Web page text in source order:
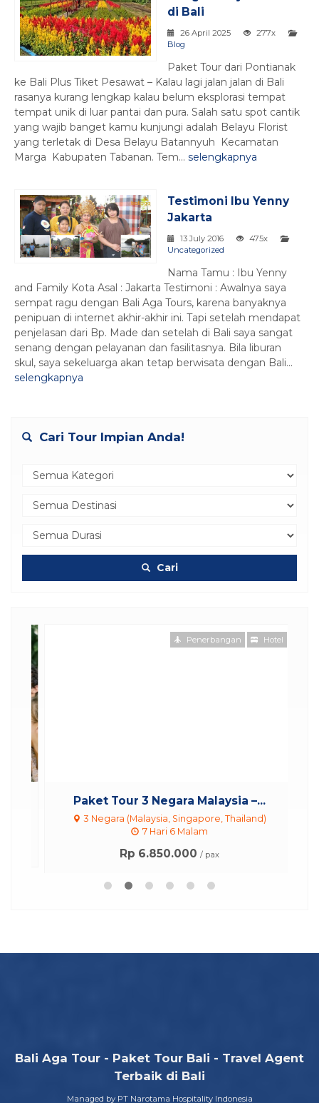
di Bali
26 April 2025
277x
Blog
Paket Tour dari Pontianak
ke Bali Plus Tiket Pesawat – Kalau lagi jalan jalan di Bali
rasanya kurang lengkap kalau belum eksplorasi tempat
tempat unik di luar pantai dan pura. Salah satu spot cantik
yang wajib banget kamu kunjungi adalah Belayu Florist
yang terletak di Desa Belayu Batannyuh Kecamatan
Marga Kabupaten Tabanan. Tem... selengkapnya
Testimoni Ibu Yenny
Jakarta
13 July 2016
475x
Uncategorized
Nama Tamu : Ibu Yenny
and Family Kota Asal : Jakarta Testimoni : Awalnya saya
sempat ragu dengan Bali Aga Tours, karena banyaknya
penipuan di internet akhir-akhir ini. Tapi setelah mendapat
penjelasan dari Bp. Made dan setelah di Bali saya sangat
senang dengan pelayanan dan fasilitasnya. Bila liburan
skul, saya sekeluarga akan tetap berwisata dengan Bali...
selengkapnya
Cari Tour Impian Anda!
Cari
Paket Tour 3 Negara Malaysia –...
3 Negara (Malaysia, Singapore, Thailand)
7 Hari 6 Malam
Rp 6.850.000 / pax
Penerbangan Hotel
Bali Aga Tour - Paket Tour Bali - Travel Agent
Terbaik di Bali
Managed by PT Narotama Hospitality Indonesia